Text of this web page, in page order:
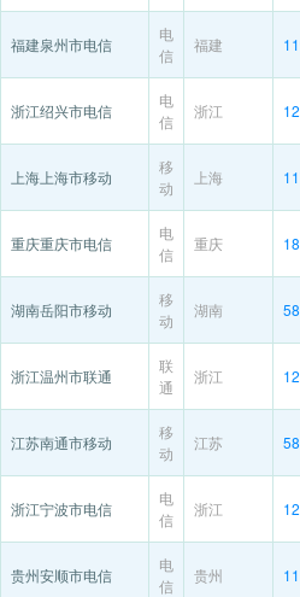
福建泉州市电信
电
信
福建
浙江绍兴市电信
电
信
浙江
上海上海市移动
移
动
上海
重庆重庆市电信
电
信
重庆
湖南岳阳市移动
移
动
湖南
浙江温州市联通
联
通
浙江
江苏南通市移动
移
动
江苏
浙江宁波市电信
电
信
浙江
贵州安顺市电信
电
信
贵州